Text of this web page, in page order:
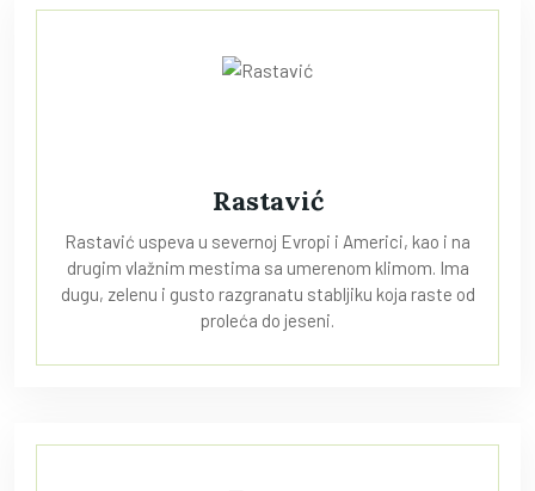
Rastavić
Rastavić uspeva u severnoj Evropi i Americi, kao i na
drugim vlažnim mestima sa umerenom klimom. Ima
dugu, zelenu i gusto razgranatu stabljiku koja raste od
proleća do jeseni.